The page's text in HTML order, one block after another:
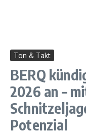
Ton & Takt
BERQ
2026 an –
Potenzial